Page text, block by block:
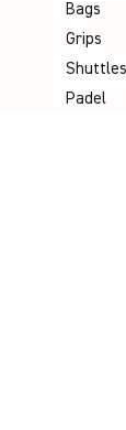
Bags
Grips
Shuttles
Padel